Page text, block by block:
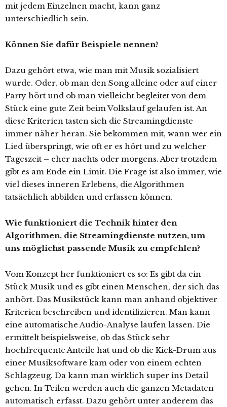
mit jedem Einzelnen macht, kann ganz
unterschiedlich sein.
Können Sie dafür Beispiele nennen?
Dazu gehört etwa, wie man mit Musik sozialisiert
wurde. Oder, ob man den Song alleine oder auf einer
Party hört und ob man vielleicht begleitet von dem
Stück eine gute Zeit beim Volkslauf gelaufen ist. An
diese Kriterien tasten sich die Streamingdienste
immer näher heran. Sie bekommen mit, wann wer ein
Lied überspringt, wie oft er es hört und zu welcher
Tageszeit – eher nachts oder morgens. Aber trotzdem
gibt es am Ende ein Limit. Die Frage ist also immer, wie
viel dieses inneren Erlebens, die Algorithmen
tatsächlich abbilden und erfassen können.
Wie funktioniert die Technik hinter den
Algorithmen, die Streamingdienste nutzen, um
uns möglichst passende Musik zu empfehlen?
Vom Konzept her funktioniert es so: Es gibt da ein
Stück Musik und es gibt einen Menschen, der sich das
anhört. Das Musikstück kann man anhand objektiver
Kriterien beschreiben und identifizieren. Man kann
eine automatische Audio-Analyse laufen lassen. Die
ermittelt beispielsweise, ob das Stück sehr
hochfrequente Anteile hat und ob die Kick-Drum aus
einer Musiksoftware kam oder von einem echten
Schlagzeug. Da kann man wirklich super ins Detail
gehen. In Teilen werden auch die ganzen Metadaten
automatisch erfasst. Dazu gehört unter anderem das